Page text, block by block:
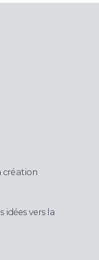
création
vers la